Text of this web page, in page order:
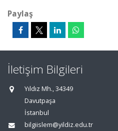
Paylaş
İletişim Bilgileri
Yıldız Mh., 34349
Davutpaşa
İstanbul
bilgiislem@yildiz.edu.tr